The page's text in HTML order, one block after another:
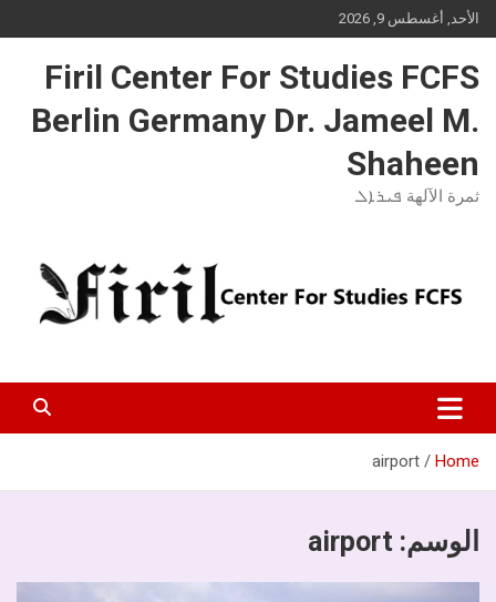
Skip
to
الأحد, أغسطس 9, 2026
Firil Center For Studies FCFS
Berlin Germany Dr. Jameel M.
Shaheen
ثمرة الآلهة ܦܝܪܐܠ
Home
airport
الوسم: airport